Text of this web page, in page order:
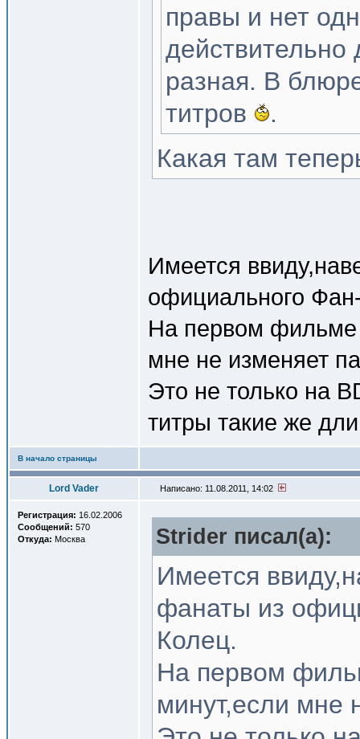
правы и нет
действительно
разная. В
титров
.
Какая там
Имеется
официального
На первом фильме
мне не изменяет
Это не только на
титры такие же
В начало страницы
Lord Vader Написано: 11.08.2011, 14:02
Регистрация: 16.02.2006
Сообщений: 570
Откуда: Москва Strider писал(a):
Имеется
фанаты из
Колец.
На первом
минут,если мне